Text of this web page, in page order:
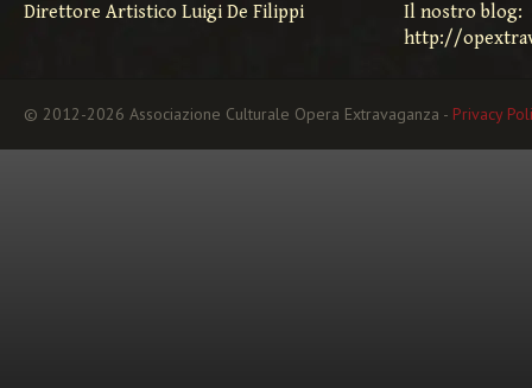
Direttore Artistico Luigi De Filippi
Il nostro blog:
http://
© 2012-2026 Associazione Culturale Opera Extravaganza - Privacy